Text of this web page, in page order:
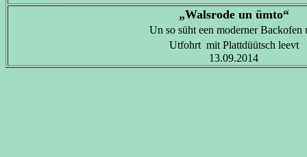
„Walsrode un ümto“
Un so süht een moderner Backofen
Utfohrt mit Plattdüütsch leevt
13.09.2014